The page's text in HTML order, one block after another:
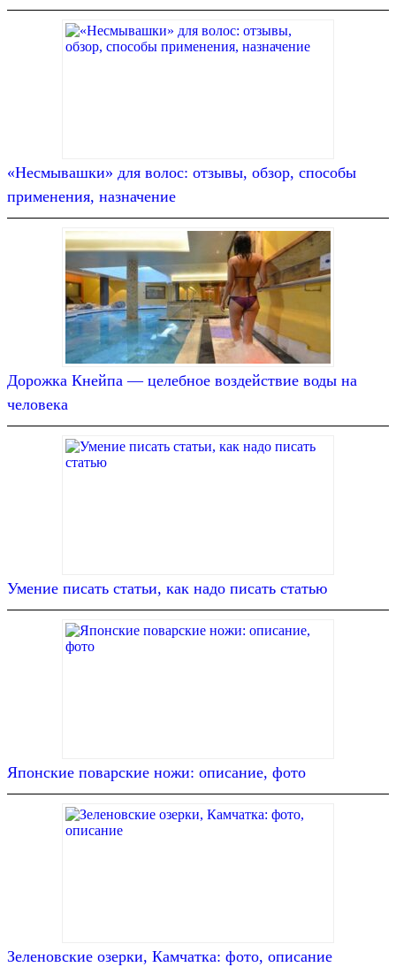
«Несмывашки» для волос: отзывы, обзор, способы
применения, назначение
Дорожка Кнейпа — целебное воздействие воды на
человека
Умение писать статьи, как надо писать статью
Японские поварские ножи: описание, фото
Зеленовские озерки, Камчатка: фото, описание